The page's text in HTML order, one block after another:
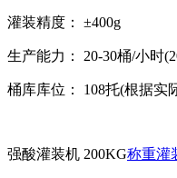
灌装精度： ±400g
生产能力： 20-30桶/小时
桶库库位： 108托(根据实
强酸灌装机 200KG称重灌